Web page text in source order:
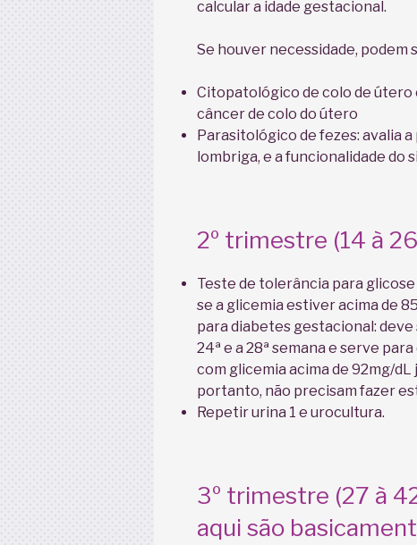
calcular a idade gestacional.
Se houver necessidade, podem
Citopatológico de colo de útero
câncer de colo do útero
Parasitológico de fezes: avalia
lombriga, e a funcionalidade do
2º trimestre (14 à
Teste de tolerância para glicose
se a glicemia estiver acima de
para diabetes gestacional:
24ª e a 28ª semana e serve
com glicemia acima de 92mg/
portanto, não precisam fazer
Repetir urina 1 e urocultura.
3º trimestre (27 à
aqui são